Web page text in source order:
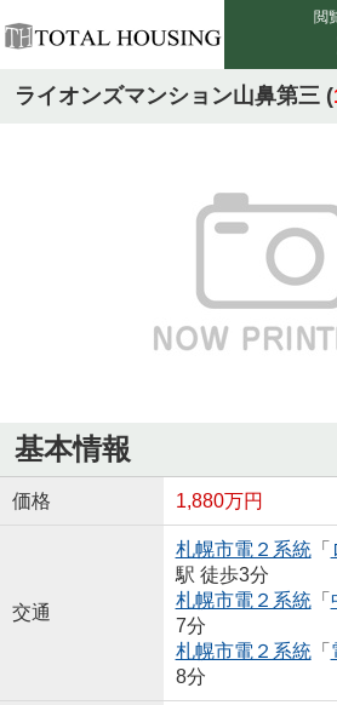
閲
ライオンズマンション山鼻第三 (
基本情報
価格 1,880万円
交通
札幌市電２系統「
駅 徒歩3分
札幌市電２系統「
7分
札幌市電２系統「
8分